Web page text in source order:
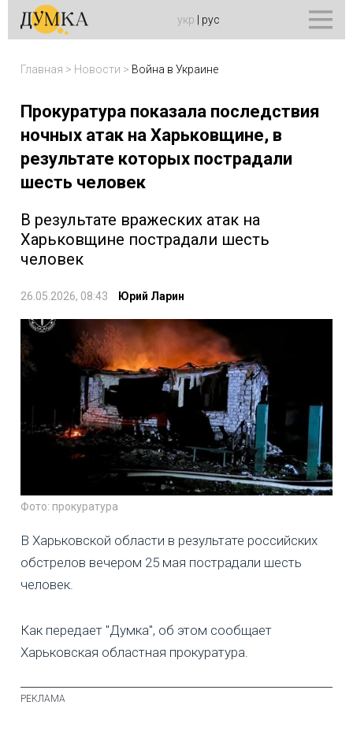
укр рус
Главная > Новости > Война в Украине
Прокуратура показала последствия
ночных атак на Харьковщине, в
результате которых пострадали
шесть человек
В результате вражеских атак на
Харьковщине пострадали шесть
человек
26.05.2026, 08:43 Юрий Ларин
Фото: прокуратура
В Харьковской области в результате российских
обстрелов вечером 25 мая пострадали шесть
человек.
Как передает "Думка", об этом сообщает
Харьковская областная прокуратура.